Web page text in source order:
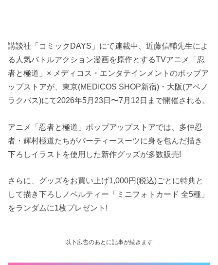
講談社「コミックDAYS」にて連載中、近藤信輔先生によ
る人気バトルアクション漫画を原作とするTVアニメ「忍
者と極道」× メディコス・エンタテインメントのポップア
ップストアが、東京(MEDICOS SHOP新宿)・大阪(アベノ
ラクバス)にて2026年5月23日〜7月12日まで開催される。
アニメ「忍者と極道」ポップアップストアでは、多仲忍
者・輝村極道たちがパーティースーツに身を包んだ描き
下ろしイラストを使用した新作グッズが多数販売!
さらに、グッズをお買い上げ1,000円(税込)ごとに特典と
して描き下ろしノベルティー「ミニフォトカード 全5種」
をランダムに1枚プレゼント!
以下広告のあとに記事が続きます